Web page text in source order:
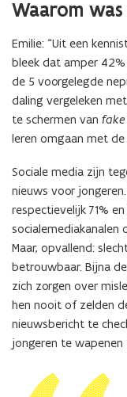
Waarom
Emilie: “Uit een
bleek dat amper
de 5 voorgelegde
daling vergeleken
te schermen van
leren omgaan met
Sociale media zijn
nieuws voor
respectievelijk 71%
Maar, opvallend:
betrouwbaar. Bijna
zich zorgen over
hen nooit of zelden
nieuwsbericht te
jongeren te